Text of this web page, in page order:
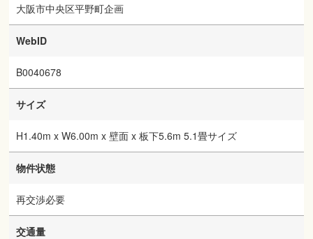
大阪市中央区平野町企画
WebID
B0040678
サイズ
H1.40m x W6.00m x 壁面 x 板下5.6m 5.1畳サイズ
物件状態
再交渉必要
交通量